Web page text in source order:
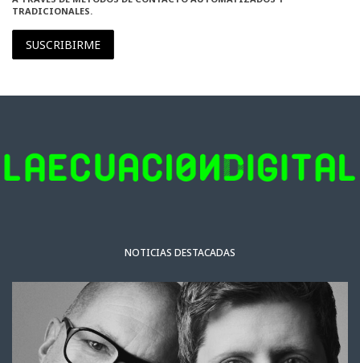
TRADICIONALES.
SUSCRIBIRME
NOTICIAS DESTACADAS